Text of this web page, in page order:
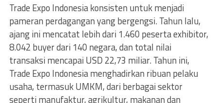
Trade Expo Indonesia konsisten untuk menjadi
pameran perdagangan yang bergengsi. Tahun lalu,
ajang ini mencatat lebih dari 1.460 peserta exhibitor,
8.042 buyer dari 140 negara, dan total nilai
transaksi mencapai USD 22,73 miliar. Tahun ini,
Trade Expo Indonesia menghadirkan ribuan pelaku
usaha, termasuk UMKM, dari berbagai sektor
seperti manufaktur, agrikultur, makanan dan